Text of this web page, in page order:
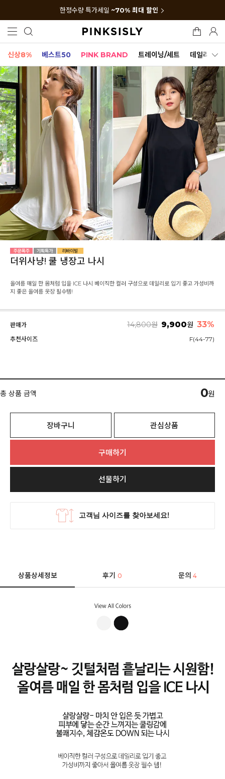
한정수량 특가세일 ~70% 최대 할인
신상8% 베스트50 PINK BRAND 트레이닝/세트 데일리세트
더위사냥! 쿨 냉장고 나시
올여름 매일 한 몸처럼 입을 ICE 나시 베이직한 컬러 구성으로 데일리로 입기 좋고 가성비까
지 좋은 올여름 옷장 필수템!
판매가 14,800원 9,900원 33%
추천사이즈 F(44-77)
총 상품 금액 0원
장바구니 관심상품
구매하기
선물하기
상품상세정보 후기0 문의 4